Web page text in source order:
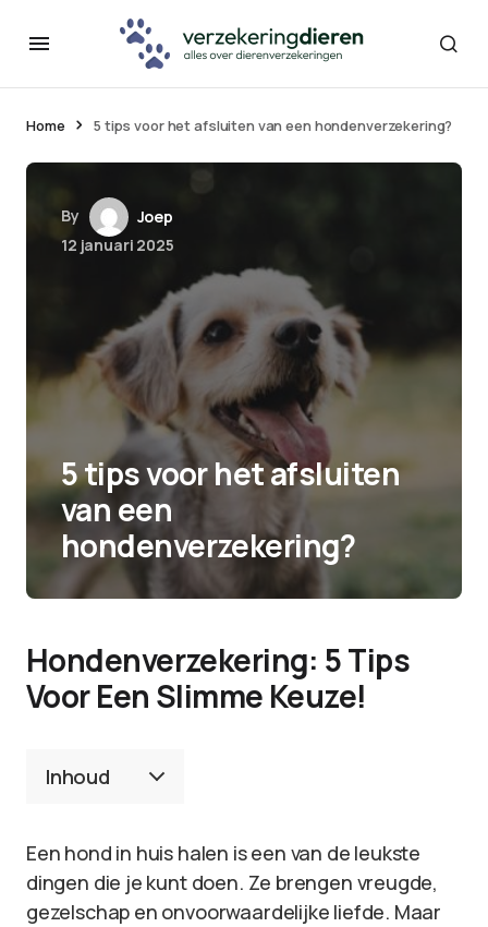
Home 5 tips voor het afsluiten van een hondenverzekering?
By
Joep
12 januari 2025
5 tips voor het afsluiten
van een
hondenverzekering?
Hondenverzekering: 5 Tips
Voor Een Slimme Keuze!
Inhoud
Een hond in huis halen is een van de leukste
dingen die je kunt doen. Ze brengen vreugde,
gezelschap en onvoorwaardelijke liefde. Maar